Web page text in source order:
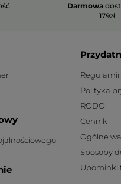
Darmowa
179zł
Polityka
RODO
Cennik
Ogólne
Sposoby
Upominki